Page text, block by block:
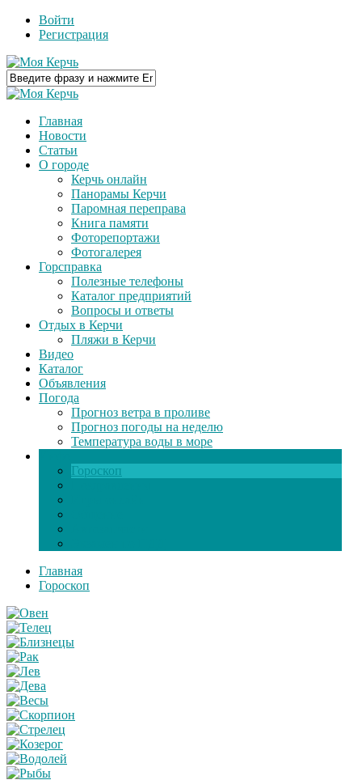
Войти
Регистрация
Главная
Новости
Статьи
О городе
Керчь онлайн
Панорамы Керчи
Паромная переправа
Книга памяти
Фоторепортажи
Фотогалерея
Горсправка
Полезные телефоны
Каталог предприятий
Вопросы и ответы
Отдых в Керчи
Пляжи в Керчи
Видео
Каталог
Объявления
Погода
Прогноз ветра в проливе
Прогноз погоды на неделю
Температура воды в море
Гороскоп
Главная
Гороскоп